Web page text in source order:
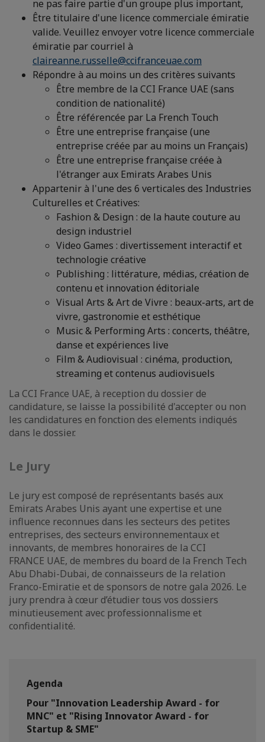
ne pas faire partie d'un groupe plus important,
Être titulaire d'une licence commerciale émiratie
valide. Veuillez envoyer votre licence commerciale
émiratie par courriel à
claireanne.russelle@ccifranceuae.com
Répondre à au moins un des critères suivants
Être membre de la CCI France UAE (sans
condition de nationalité)
Être référencée par La French Touch
Être une entreprise française (une
entreprise créée par au moins un Français)
Être une entreprise française créée à
l'étranger aux Emirats Arabes Unis
Appartenir à l'une des 6 verticales des Industries
Culturelles et Créatives:
Fashion & Design : de la haute couture au
design industriel
Video Games : divertissement interactif et
technologie créative
Publishing : littérature, médias, création de
contenu et innovation éditoriale
Visual Arts & Art de Vivre : beaux-arts, art de
vivre, gastronomie et esthétique
Music & Performing Arts : concerts, théâtre,
danse et expériences live
Film & Audiovisual : cinéma, production,
streaming et contenus audiovisuels
La CCI France UAE, à reception du dossier de
candidature, se laisse la possibilité d'accepter ou non
les candidatures en fonction des elements indiqués
dans le dossier.
Le Jury
Le jury est composé de représentants basés aux
Emirats Arabes Unis ayant une expertise et une
influence reconnues dans les secteurs des petites
entreprises, des secteurs environnementaux et
innovants, de membres honoraires de la CCI
FRANCE UAE, de membres du board de la French Tech
Abu Dhabi-Dubai, de connaisseurs de la relation
Franco-Emiratie et de sponsors de notre gala 2026. Le
jury prendra à cœur d’étudier tous vos dossiers
minutieusement avec professionnalisme et
confidentialité.
Agenda
Pour "Innovation Leadership Award - for
MNC" et "Rising Innovator Award - for
Startup & SME"